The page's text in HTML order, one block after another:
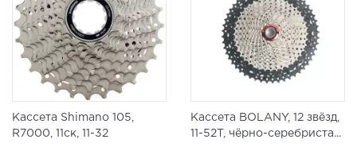
Кассета Shimano 105,
R7000, 11ск, 11-32
Кассета BOLANY, 12 звёзд,
11-52T, чёрно-серебриста...